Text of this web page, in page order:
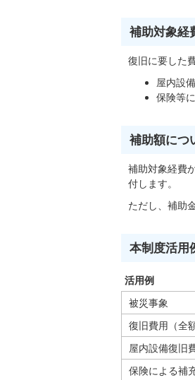
補助対象経
復旧に要した
屋内設
保険等
補助額につ
補助対象経費
付します。
ただし、補助
本制度活用
活用例
被災事象
復旧費用（全額
屋内設備復旧
保険による補